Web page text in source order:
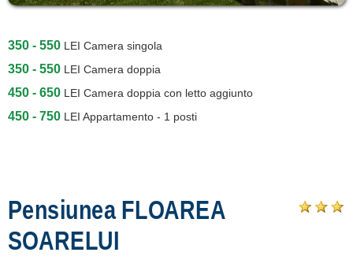
350 - 550 LEI Camera singola
350 - 550 LEI Camera doppia
450 - 650 LEI Camera doppia con letto aggiunto
450 - 750 LEI Appartamento - 1 posti
Pensiunea FLOAREA
SOARELUI